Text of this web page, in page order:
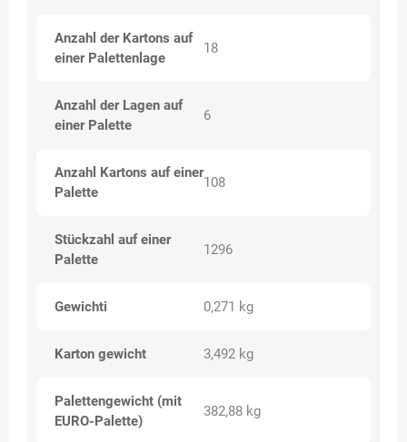
Anzahl der Kartons auf
einer Palettenlage
18
Anzahl der Lagen auf
einer Palette
6
Anzahl Kartons auf einer
Palette
108
Stückzahl auf einer
Palette
1296
Gewichti 0,271 kg
Karton gewicht 3,492 kg
Palettengewicht (mit
EURO-Palette)
382,88 kg